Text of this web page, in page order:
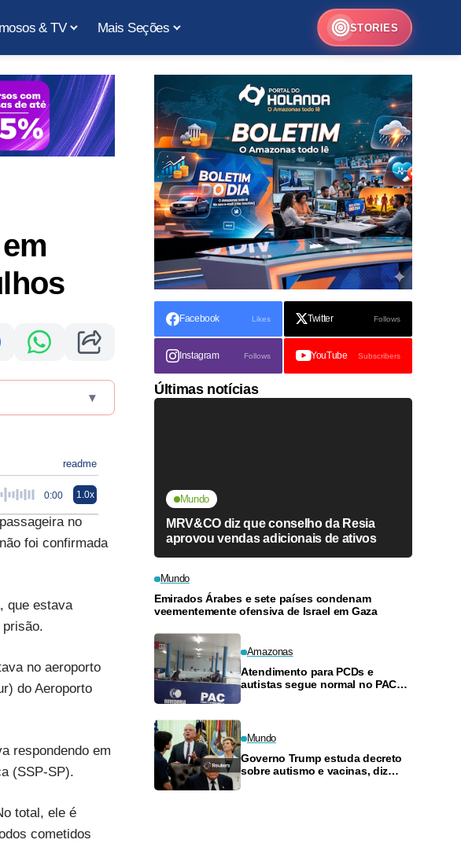
& TV Mais Seções STORIES
▾
readme
0:00 1.0x
no
foi confirmada
que estava
no aeroporto
do Aeroporto
respondendo em
(SSP-SP).
total, ele é
cometidos
Facebook Likes Twitter Follows
Instagram Follows YouTube Subscribers
Últimas notícias
Mundo
MRV&CO diz que conselho da Resia
aprovou vendas adicionais de ativos
Mundo
Emirados Árabes e sete países condenam
veementemente ofensiva de Israel em Gaza
Amazonas
Atendimento para PCDs e
autistas segue normal no PAC
Mundo
Governo Trump estuda decreto
sobre autismo e vacinas, diz